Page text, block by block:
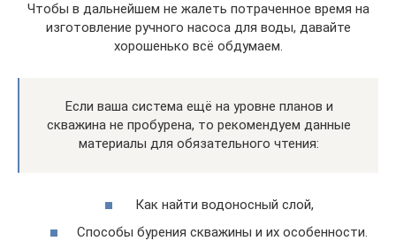
Чтобы в дальнейшем не жалеть потраченное время на
изготовление ручного насоса для воды, давайте
хорошенько всё обдумаем.
Если ваша система ещё на уровне планов и
скважина не пробурена, то рекомендуем данные
материалы для обязательного чтения:
Как найти водоносный слой,
Способы бурения скважины и их особенности.